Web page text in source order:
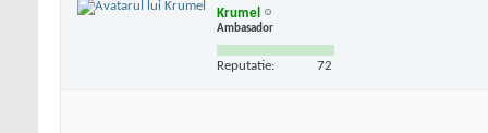
Krumel
Ambasador
Reputatie: 72